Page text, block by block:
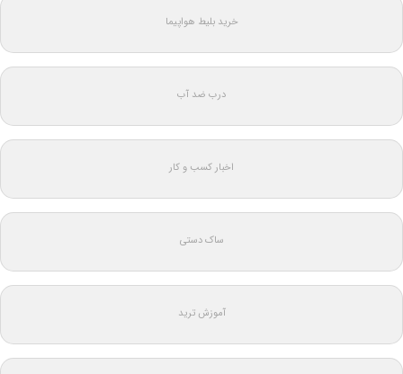
خرید بلیط هواپیما
درب ضد آب
اخبار کسب و کار
ساک دستی
آموزش ترید